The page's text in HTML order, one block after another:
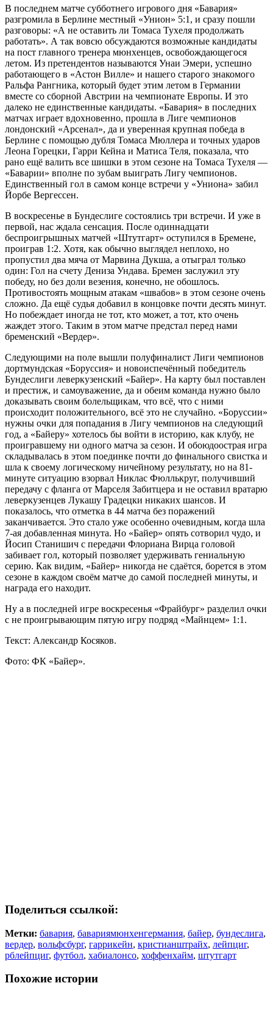
В последнем матче субботнего игрового дня «Бавария»
разгромила в Берлине местный «Унион» 5:1, и сразу пошли
разговоры: «А не оставить ли Томаса Тухеля продолжать
работать». А так вовсю обсуждаются возможные кандидаты
на пост главного тренера мюнхенцев, освобождающегося
летом. Из претендентов называются Унаи Эмери, успешно
работающего в «Астон Вилле» и нашего старого знакомого
Ральфа Рангника, который будет этим летом в Германии
вместе со сборной Австрии на чемпионате Европы. И это
далеко не единственные кандидаты. «Бавария» в последних
матчах играет вдохновенно, прошла в Лиге чемпионов
лондонский «Арсенал», да и уверенная крупная победа в
Берлине с помощью дубля Томаса Мюллера и точных ударов
Леона Горецки, Гарри Кейна и Матиса Теля, показала, что
рано ещё валить все шишки в этом сезоне на Томаса Тухеля —
«Баварии» вполне по зубам выиграть Лигу чемпионов.
Единственный гол в самом конце встречи у «Униона» забил
Йорбе Вергессен.
В воскресенье в Бундеслиге состоялись три встречи. И уже в
первой, нас ждала сенсация. После одиннадцати
беспроигрышных матчей «Штутгарт» оступился в Бремене,
проиграв 1:2. Хотя, как обычно выглядел неплохо, но
пропустил два мяча от Марвина Дукша, а отыграл только
один: Гол на счету Дениза Ундава. Бремен заслужил эту
победу, но без доли везения, конечно, не обошлось.
Противостоять мощным атакам «швабов» в этом сезоне очень
сложно. Да ещё судья добавил в концовке почти десять минут.
Но побеждает иногда не тот, кто может, а тот, кто очень
жаждет этого. Таким в этом матче предстал перед нами
бременский «Вердер».
Следующими на поле вышли полуфиналист Лиги чемпионов
дортмундская «Боруссия» и новоиспечённый победитель
Бундеслиги леверкузенский «Байер». На карту был поставлен
и престиж, и самоуважение, да и обеим команда нужно было
доказывать своим болельщикам, что всё, что с ними
происходит положительного, всё это не случайно. «Боруссии»
нужны очки для попадания в Лигу чемпионов на следующий
год, а «Байеру» хотелось бы войти в историю, как клубу, не
проигравшему ни одного матча за сезон. И обоюдоострая игра
складывалась в этом поединке почти до финального свистка и
шла к своему логическому ничейному результату, но на 81-
минуте ситуацию взорвал Никлас Фюллькруг, получивший
передачу с фланга от Марселя Забитцера и не оставил вратарю
леверкузенцев Лукашу Градецки никаких шансов. И
показалось, что отметка в 44 матча без поражений
заканчивается. Это стало уже особенно очевидным, когда шла
7-ая добавленная минута. Но «Байер» опять сотворил чудо, и
Йосип Станишич с передачи Флориана Вирца головой
забивает гол, который позволяет удерживать гениальную
серию. Как видим, «Байер» никогда не сдаётся, борется в этом
сезоне в каждом своём матче до самой последней минуты, и
награда его находит.
Ну а в последней игре воскресенья «Фрайбург» разделил очки
с не проигрывающим пятую игру подряд «Майнцем» 1:1.
Текст: Александр Косяков.
Фото: ФК «Байер».
Поделиться ссылкой:
Метки: бавария, бавариямюнхенгермания, байер, бундеслига,
вердер, вольфсбург, гаррикейн, кристианштрайх, лейпциг,
рблейпциг, футбол, хабиалонсо, хоффенхайм, штутгарт
Похожие истории